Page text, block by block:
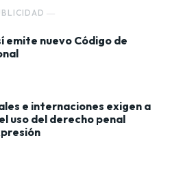
―
emite nuevo Código de
e internaciones exigen a
uso del derecho penal